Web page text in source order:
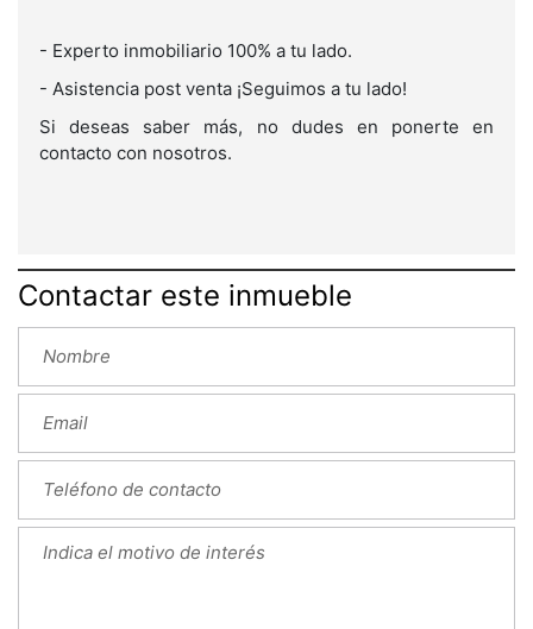
- Experto inmobiliario 100% a tu lado.
- Asistencia post venta ¡Seguimos a tu lado!
Si deseas saber más, no dudes en ponerte en
contacto con nosotros.
Contactar este inmueble